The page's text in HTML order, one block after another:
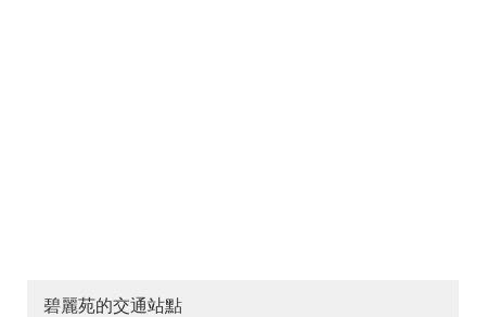
碧麗苑的交通站點